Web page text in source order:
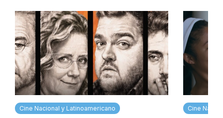
Cine Nacional y Latinoamericano Cine